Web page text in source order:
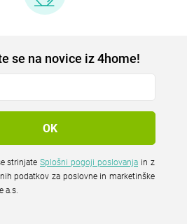
se na novice iz 4home!
strinjateSplošni pogoji poslovanja
podatkov za poslovne in marketinške
a.s.